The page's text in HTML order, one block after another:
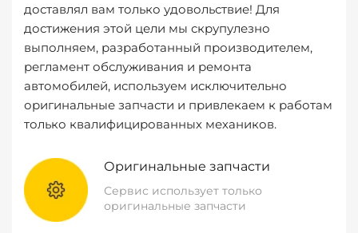
доставлял вам только удовольствие! Для
достижения этой цели мы скрупулезно
выполняем, разработанный производителем,
регламент обслуживания и ремонта
автомобилей, используем исключительно
оригинальные запчасти и привлекаем к работам
только квалифицированных механиков.
Оригинальные запчасти
Сервис использует только
оригинальные запчасти